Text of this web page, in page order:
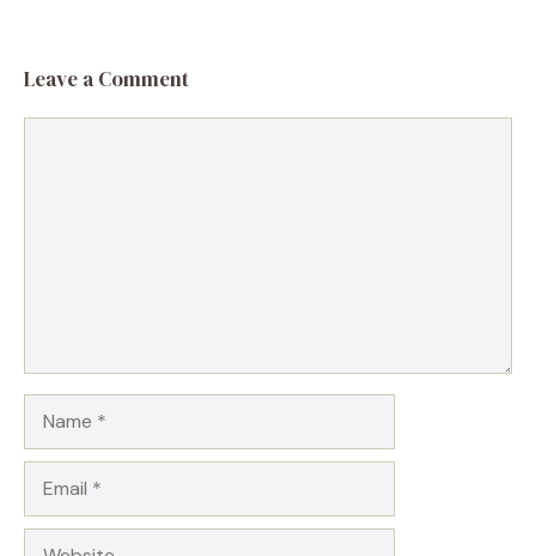
Leave a Comment